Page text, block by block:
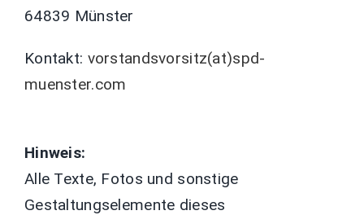
64839 Münster
Kontakt: vorstandsvorsitz(at)spd-
muenster.com
Hinweis:
Alle Texte, Fotos und sonstige
Gestaltungselemente dieses